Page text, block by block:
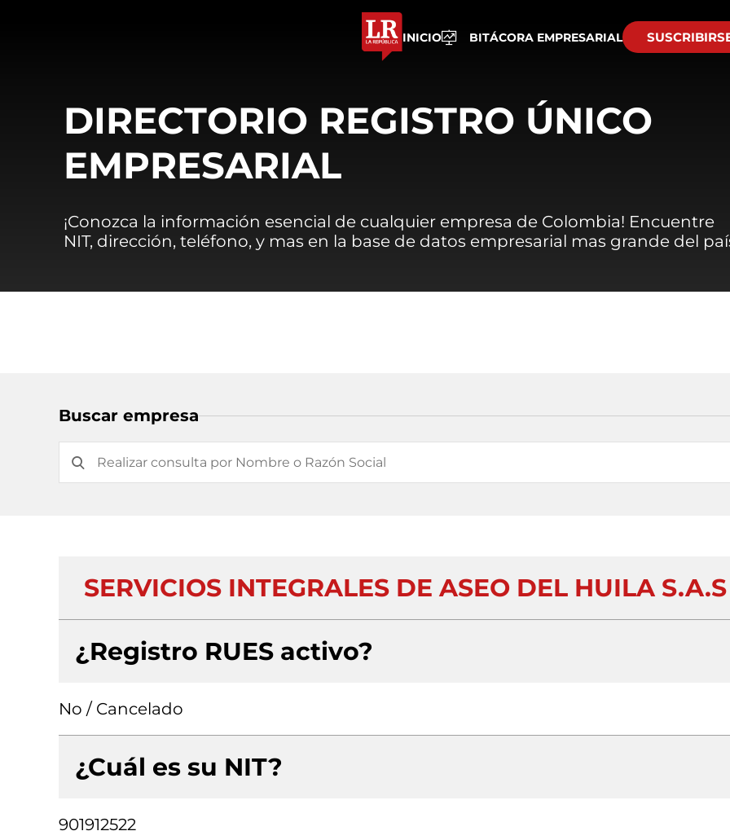
INICIO BITÁCORA EMPRESARIAL
DIRECTORIO REGISTRO ÚNICO
EMPRESARIAL
¡Conozca la información esencial de cualquier empresa de Colombia! Encuentre
NIT, dirección, teléfono, y mas en la base de datos empresarial mas grande del
Buscar empresa
SERVICIOS INTEGRALES DE ASEO DEL HUILA S.A.S
¿Registro RUES activo?
No / Cancelado
¿Cuál es su NIT?
901912522